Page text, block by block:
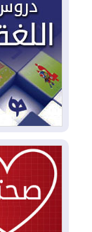
الواجهة..
وتحقيقات
08-04
الرئاسية
كولومبيا
08-03
2026-08-03
بمنع
2026-08-03